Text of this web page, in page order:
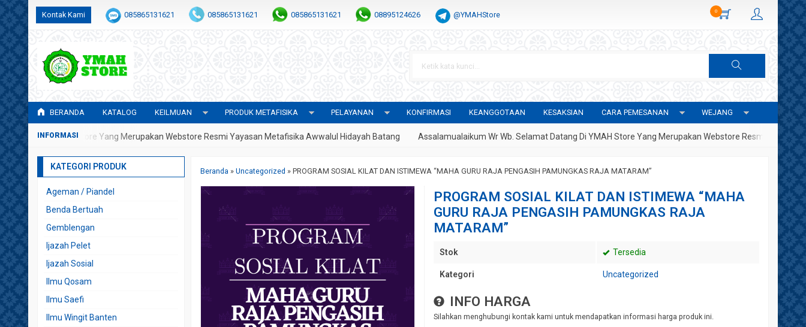
Kontak Kami 085865131621 085865131621 085865131621 08895124626 @YMAHStore 0
BERANDA KATALOG KEILMUAN PRODUK METAFISIKA PELAYANAN KONFIRMASI KEANGGOTAAN KESAKSIAN CARA PEMESANAN WEJANG
Di YMAH Store Yang Merupakan Webstore Resmi Yayasan Metafisika Awwalul Hidayah Batang Assalamualaikum Wr Wb. Selamat Datang Di YMAH Store Yang Merupakan Webstore Resmi Yayasan
Beranda »Uncategorized »PROGRAM SOSIAL KILAT DAN ISTIMEWA “MAHA GURU RAJA PENGASIH PAMUNGKAS RAJA MATARAM”
PROGRAM SOSIAL KILAT DAN ISTIMEWA “MAHA
GURU RAJA PENGASIH PAMUNGKAS RAJA
MATARAM”
Stok Tersedia
Kategori Uncategorized
INFO HARGA
Silahkan menghubungi kontak kami untuk mendapatkan informasi harga produk ini.
KATEGORI PRODUK
Ageman / Piandel
Benda Bertuah
Gemblengan
Ijazah Pelet
Ijazah Sosial
Ilmu Qosam
Ilmu Saefi
Ilmu Wingit Banten